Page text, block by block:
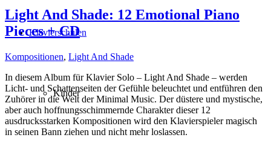
Klavierschulen
Kinder
Light And Shade: 12 Emotional Piano
Pieces + CD
Kompositionen, Light And Shade
In diesem Album für Klavier Solo – Light And Shade – werden
Licht- und Schattenseiten der Gefühle beleuchtet und entführen den
Zuhörer in die Welt der Minimal Music. Der düstere und mystische,
aber auch hoffnungsschimmernde Charakter dieser 12
ausdrucksstarken Kompositionen wird den Klavierspieler magisch
in seinen Bann ziehen und nicht mehr loslassen.